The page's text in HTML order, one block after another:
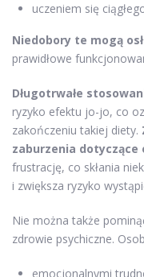
uczeniem się
Niedobory te mogą
prawidłowe
Długotrwałe
ryzyko efektu jo-jo, co
zakończeniu takiej diety.
zaburzenia dotyczące
frustrację, co skłania
i zwiększa ryzyko
Nie można także
zdrowie psychiczne.
emocjonalnymi